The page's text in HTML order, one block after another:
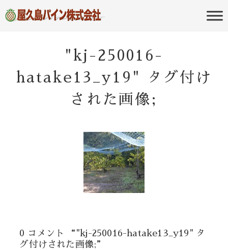
屋久島パイン
株式会社
のポータルサイト
"kj-250016-
hatake13_y19" タグ付け
された画像;
0 コメント “"kj-250016-hatake13_y19" タ
グ付けされた画像;”